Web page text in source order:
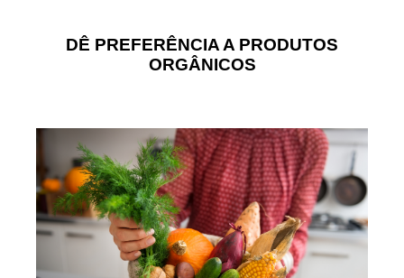
DÊ PREFERÊNCIA A PRODUTOS
ORGÂNICOS